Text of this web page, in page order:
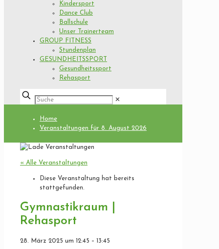
Kindersport
Dance Club
Ballschule
Unser Trainerteam
GROUP FITNESS
Stundenplan
GESUNDHEITSSPORT
Gesundheitssport
Rehasport
✕
Home
Veranstaltungen für 8. August 2026
« Alle Veranstaltungen
Diese Veranstaltung hat bereits
stattgefunden.
Gymnastikraum |
Rehasport
28. März 2025 um 12:45 – 13:45